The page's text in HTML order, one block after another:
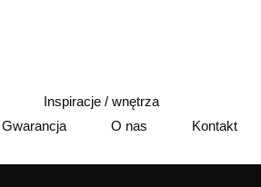
Inspiracje / wnętrza
Gwarancja O nas Kontakt